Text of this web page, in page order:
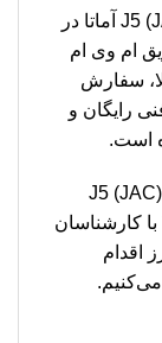
قیمت لنت عقب دیسکی اتومات جک (JAC) J5 آماتا در
ام وی ام
سفارش
رایگان و
است.
برای خرید لنت عقب دیسکی اتومات جک (JAC) J5
با کارشناسان
اقدام